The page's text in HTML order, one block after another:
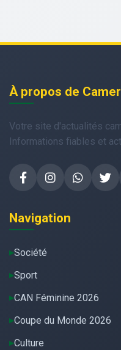
À propos de
Votre site d'actualités
Informations fiables et
Navigation
Société
Sport
CAN Féminine 2026
Coupe du Monde 2026
Culture